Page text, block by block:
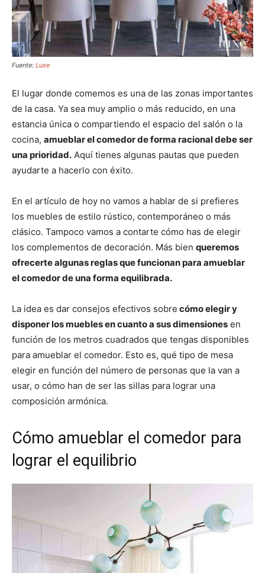
Fuente: Luxe
El lugar donde comemos es una de las zonas importantes
de la casa. Ya sea muy amplio o más reducido, en una
estancia única o compartiendo el espacio del salón o la
cocina, amueblar el comedor de forma racional debe ser
una prioridad. Aquí tienes algunas pautas que pueden
ayudarte a hacerlo con éxito.
En el artículo de hoy no vamos a hablar de si prefieres
los muebles de estilo rústico, contemporáneo o más
clásico. Tampoco vamos a contarte cómo has de elegir
los complementos de decoración. Más bien queremos
ofrecerte algunas reglas que funcionan para amueblar
el comedor de una forma equilibrada.
La idea es dar consejos efectivos sobre cómo elegir y
disponer los muebles en cuanto a sus dimensiones en
función de los metros cuadrados que tengas disponibles
para amueblar el comedor. Esto es, qué tipo de mesa
elegir en función del número de personas que la van a
usar, o cómo han de ser las sillas para lograr una
composición armónica.
Cómo amueblar el comedor para
lograr el equilibrio